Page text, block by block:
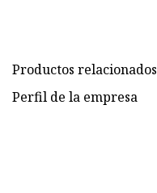
Productos relacionados
Perfil de la empresa